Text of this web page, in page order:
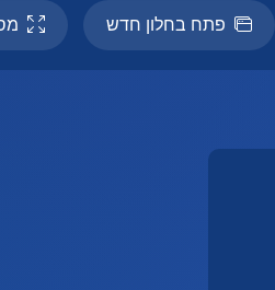
פתח בחלון חדש